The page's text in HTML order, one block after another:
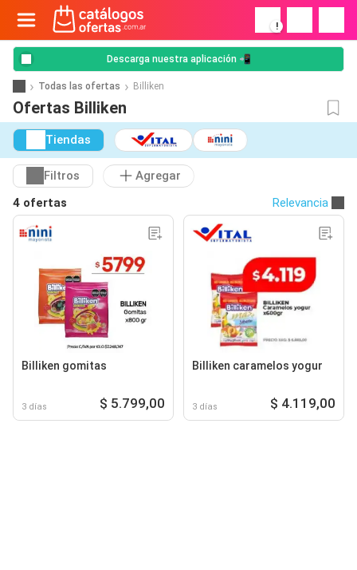
!
Descarga nuestra aplicación 📲
Todas las ofertas Billiken
Ofertas Billiken
Tiendas
Filtros
Agregar
4 ofertas
Relevancia
Billiken gomitas
3 días $ 5.799,00
Billiken caramelos yogur
3 días $ 4.119,00